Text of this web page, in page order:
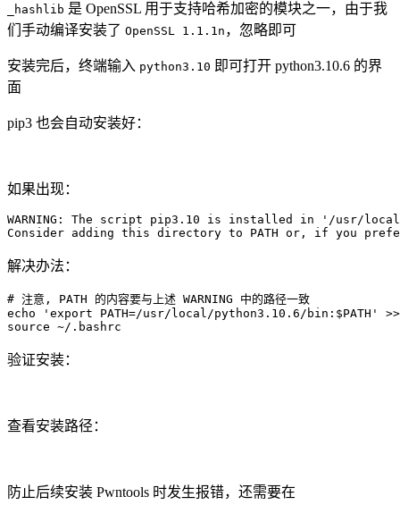
_hashlib 是 OpenSSL 用于支持哈希加密的模块之一，由于我
们手动编译安装了 OpenSSL 1.1.1n ，忽略即可
安装完后，终端输入 python3.10 即可打开 python3.10.6 的界
面
pip3 也会自动安装好：
如果出现：
WARNING: The script pip3.10 is installed in
'/usr/
Consider adding this directory to PATH or, if you
解决办法：
# 注意, PATH 的内容要与上述 WARNING 中的路径一致
echo
'export PATH=/usr/local/python3.10.6/bin:$PATH'
>>
source ~/.bashrc
验证安装：
查看安装路径：
防止后续安装 Pwntools 时发生报错，还需要在